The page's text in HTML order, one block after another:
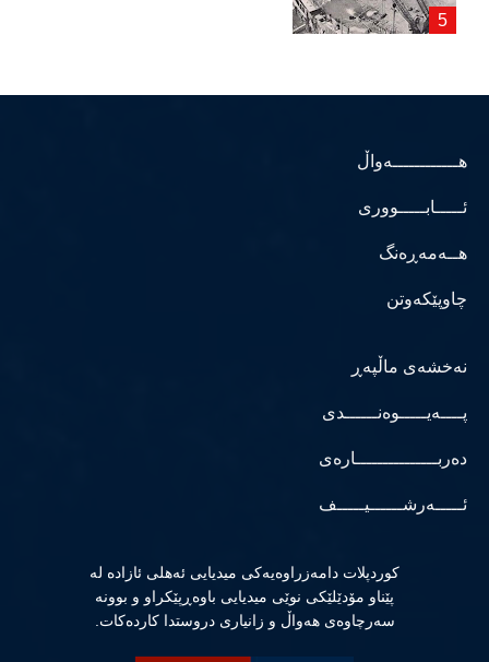
هــــــــــــەواڵ
ئـــــابـــــووری
هــەمەڕەنگ
چاوپێکەوتن
نەخشەی ماڵپەڕ
پــــەیـــــوەنــــــدی
دەربـــــــــــــــارەی
ئـــــەرشــــــیـــــف
كوردپلات دامەزراوەیەكی میدیایی ئەهلی ئازادە لە
پێناو مۆدێلێكی نوێی میدیایی باوەڕپێكراو و بوونە
سەرچاوەی هەواڵ و زانیاری دروستدا كاردەكات.